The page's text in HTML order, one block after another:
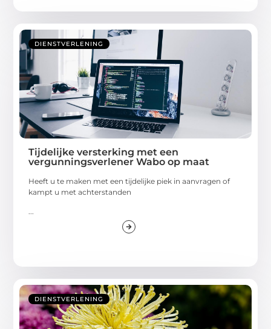
DIENSTVERLENING
Tijdelijke versterking met een
vergunningsverlener Wabo op maat
Heeft u te maken met een tijdelijke piek in aanvragen of
kampt u met achterstanden
...
DIENSTVERLENING